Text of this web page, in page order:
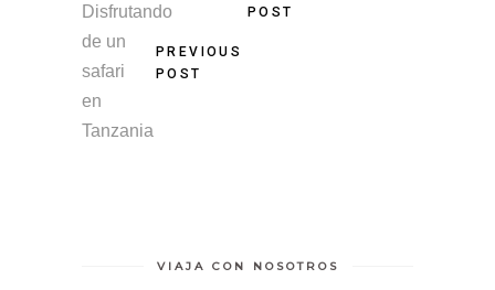
PREVIOUS
POST
POST
VIAJA CON NOSOTROS